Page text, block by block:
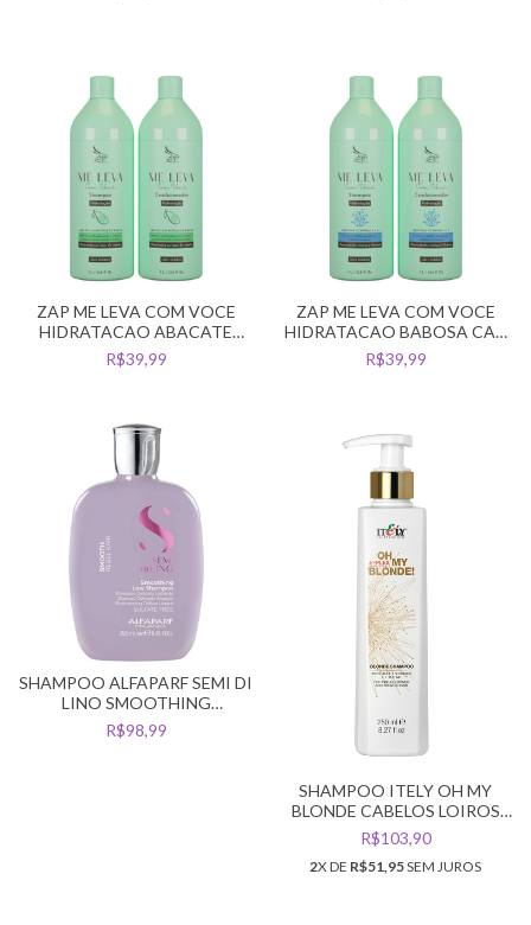
ZAP ME LEVA COM VOCE
HIDRATACAO ABACATE
MANTEIGA KARITE 2L
R$39,99
ZAP ME LEVA COM VOCE
HIDRATACAO BABOSA CAB
MISTO KIT 2L
R$39,99
SHAMPOO ALFAPARF SEMI DI
LINO SMOOTHING
DISCIPLINANTE 250ML
R$98,99
SHAMPOO ITELY OH MY
BLONDE CABELOS LOIROS
250ML
R$103,90
2X DE R$51,95SEM JUROS